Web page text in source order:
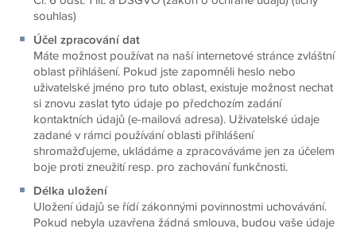
souhlas)
Účel zpracování dat
Máte možnost používat na naší internetové stránce zvláštní
oblast přihlášení. Pokud jste zapomněli heslo nebo
uživatelské jméno pro tuto oblast, existuje možnost nechat
si znovu zaslat tyto údaje po předchozím zadání
kontaktních údajů (e-mailová adresa). Uživatelské údaje
zadané v rámci používání oblasti přihlášení
shromažďujeme, ukládáme a zpracováváme jen za účelem
boje proti zneužití resp. pro zachování funkčnosti.
Délka uložení
Uložení údajů se řídí zákonnými povinnostmi uchovávání.
Pokud nebyla uzavřena žádná smlouva, budou vaše údaje